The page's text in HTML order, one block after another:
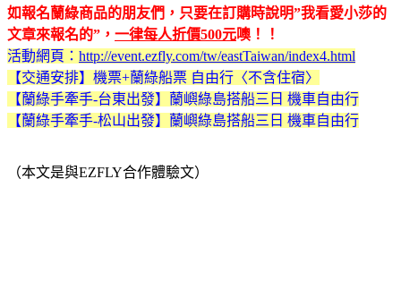
如報名蘭綠商品的朋友們，只要在訂購時說明”我看愛小莎的
文章來報名的”， 一律每人折價500元噢！！
活動網頁： http://event.ezfly.com/tw/eastTaiwan/index4.html
【交通安排】機票+蘭綠船票 自由行〈不含住宿〉
【蘭綠手牽手-台東出發】蘭嶼綠島搭船三日 機車自由行
【蘭綠手牽手-松山出發】蘭嶼綠島搭船三日 機車自由行
（本文是與EZFLY合作體驗文）